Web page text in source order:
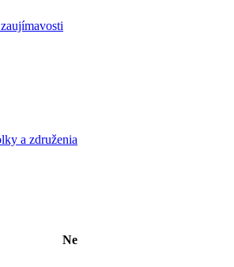
a združenia
Ne